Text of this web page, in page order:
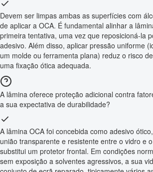
Devem ser limpas ambas as superfícies com
de aplicar a OCA. É fundamental alinhar a
primeira tentativa, uma vez que reposicioná-la
adesivo. Além disso, aplicar pressão uniforme
um molde ou ferramenta plana) reduz o risco
uma fixação ótica adequada.
A lâmina oferece proteção adicional contra
a sua expectativa de durabilidade?
A lâmina OCA foi concebida como adesivo
união transparente e resistente entre o vidro e
substitui um protetor frontal. Em condições
sem exposição a solventes agressivos, a sua